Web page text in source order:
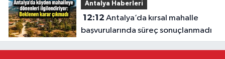
Antalya Haberleri
12:12
başvurularında süreç sonuçlanmadı